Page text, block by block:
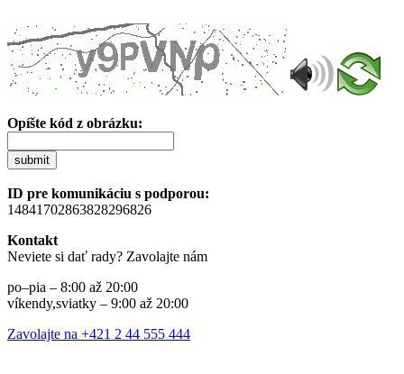
Opíšte kód z obrázku:
submit
ID pre komunikáciu s podporou:
14841702863828296826
Kontakt
Neviete si dať rady? Zavolajte nám
po–pia – 8:00 až 20:00
víkendy,sviatky – 9:00 až 20:00
Zavolajte na +421 2 44 555 444